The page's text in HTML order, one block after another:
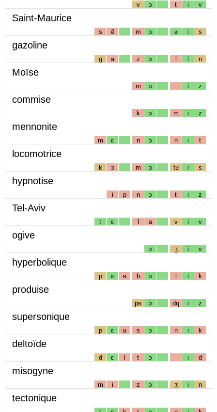
v ɔ t i v
Saint-Maurice
s ẽ m ɔ ʁ i s
gazoline
g a z ɔ l i n
Moïse
m ɔ i z
commise
k ɔ m i z
mennonite
m ɛ n ɔ n i t
locomotrice
k ɔ m ɔ tʁ i s
hypnotise
i p n ɔ t i z
Tel-Aviv
t ɛ l a v i v
ogive
ɔ ʒ i v
hyperbolique
p ɛ ʁ b ɔ l i k
produise
pʁ ɔ dɥ i z
supersonique
p ɛ ʁ s ɔ n i k
deltoïde
d ɛ l t ɔ i d
misogyne
m i z ɔ ʒ i n
tectonique